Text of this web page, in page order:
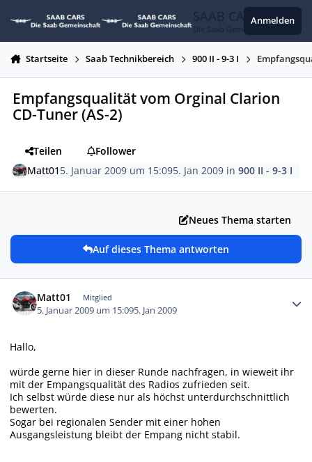
SAAB CARS
Die Saab Gemeinschaft
Anmelden
Startseite Saab Technikbereich 900 II - 9-3 I
Empfangsqualität vom Orginal Clarion
CD-Tuner (AS-2)
Teilen
Follower
Matt015. Januar 2009 um 15:095. Jan 2009 in900 II - 9-3 I
Neues Thema starten
Auf dieses Thema antworten
Matt01 Mitglied
5. Januar 2009 um 15:095. Jan 2009
Hallo,
würde gerne hier in dieser Runde nachfragen, in wieweit ihr
mit der Empangsqualität des Radios zufrieden seit.
Ich selbst würde diese nur als höchst unterdurchschnittlich
bewerten.
Sogar bei regionalen Sender mit einer hohen
Ausgangsleistung bleibt der Empang nicht stabil.